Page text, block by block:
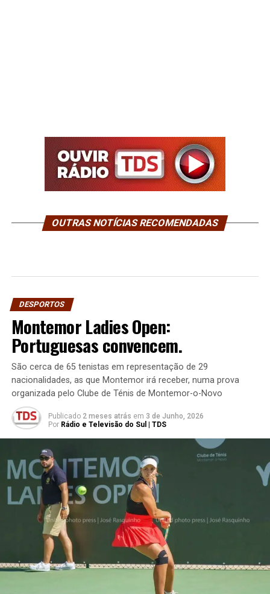
OUTRAS NOTÍCIAS RECOMENDADAS
DESPORTOS
Montemor Ladies Open:
Portuguesas convencem.
São cerca de 65 tenistas em representação de 29
nacionalidades, as que Montemor irá receber, numa prova
organizada pelo Clube de Ténis de Montemor-o-Novo
Publicado 2 meses atrás em 3 de Junho, 2026
Por Rádio e Televisão do Sul | TDS